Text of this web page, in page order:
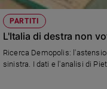
PARTITI
L'Italia di destra non
Ricerca Demopolis:
sinistra. I dati e l'analisi di